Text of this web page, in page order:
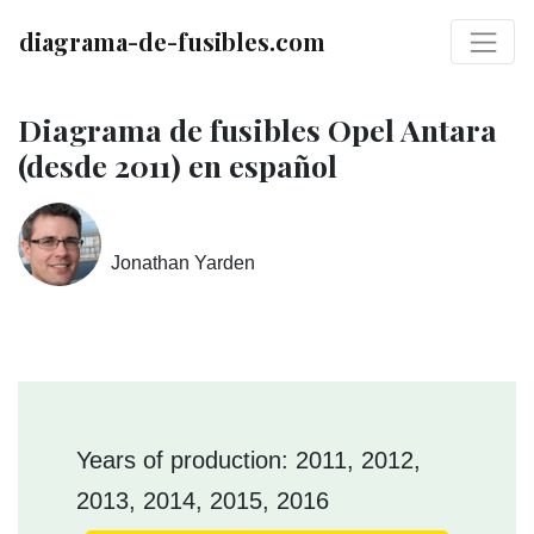
diagrama-de-fusibles.com
Diagrama de fusibles Opel Antara
(desde 2011) en español
Jonathan Yarden
Years of production: 2011, 2012,
2013, 2014, 2015, 2016